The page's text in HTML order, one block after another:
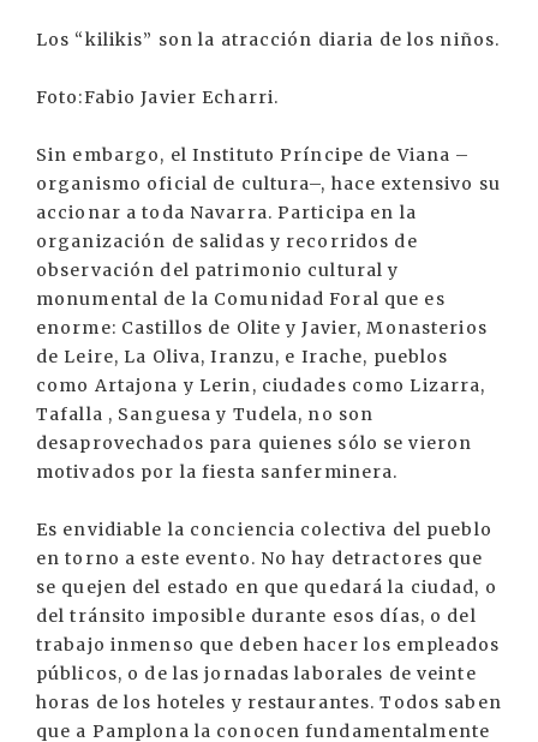
Los “kilikis” son la atracción diaria de los niños.
Foto:Fabio Javier Echarri.
Sin embargo, el Instituto Príncipe de Viana –
organismo oficial de cultura–, hace extensivo su
accionar a toda Navarra. Participa en la
organización de salidas y recorridos de
observación del patrimonio cultural y
monumental de la Comunidad Foral que es
enorme: Castillos de Olite y Javier, Monasterios
de Leire, La Oliva, Iranzu, e Irache, pueblos
como Artajona y Lerin, ciudades como Lizarra,
Tafalla , Sanguesa y Tudela, no son
desaprovechados para quienes sólo se vieron
motivados por la fiesta sanferminera.
Es envidiable la conciencia colectiva del pueblo
en torno a este evento. No hay detractores que
se quejen del estado en que quedará la ciudad, o
del tránsito imposible durante esos días, o del
trabajo inmenso que deben hacer los empleados
públicos, o de las jornadas laborales de veinte
horas de los hoteles y restaurantes. Todos saben
que a Pamplona la conocen fundamentalmente